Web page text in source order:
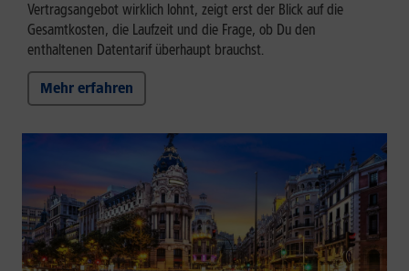
Vertragsangebot wirklich lohnt, zeigt erst der Blick auf die
Gesamtkosten, die Laufzeit und die Frage, ob Du den
enthaltenen Datentarif überhaupt brauchst.
Mehr erfahren